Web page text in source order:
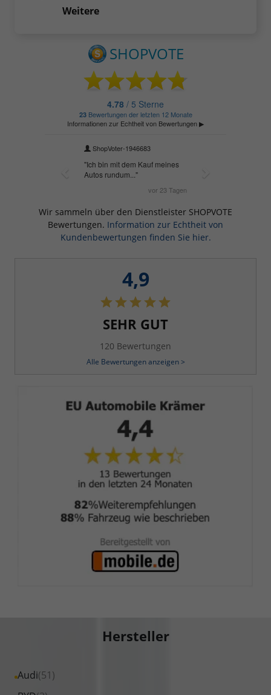
Weitere
Wir sammeln über den Dienstleister SHOPVOTE
Bewertungen. Information zur Echtheit von
Kundenbewertungen finden Sie hier.
4,9
SEHR GUT
120 Bewertungen
Alle Bewertungen anzeigen >
Hersteller
Audi(51)
Alle
Fahrzeuge